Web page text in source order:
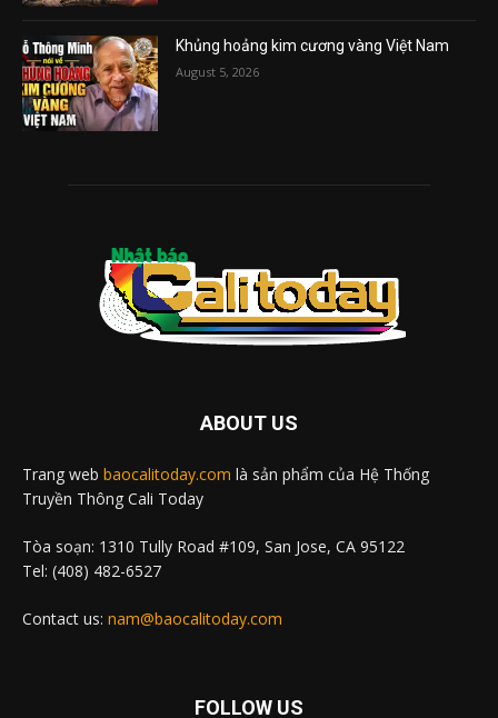
Khủng hoảng kim cương vàng Việt Nam
August 5, 2026
ABOUT US
Trang web baocalitoday.com là sản phẩm của Hệ Thống
Truyền Thông Cali Today
Tòa soạn: 1310 Tully Road #109, San Jose, CA 95122
Tel: (408) 482-6527
Contact us: nam@baocalitoday.com
FOLLOW US